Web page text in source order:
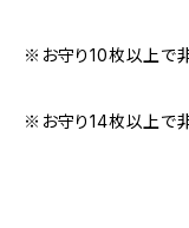
※お守り10枚以上で
※お守り14枚以上で